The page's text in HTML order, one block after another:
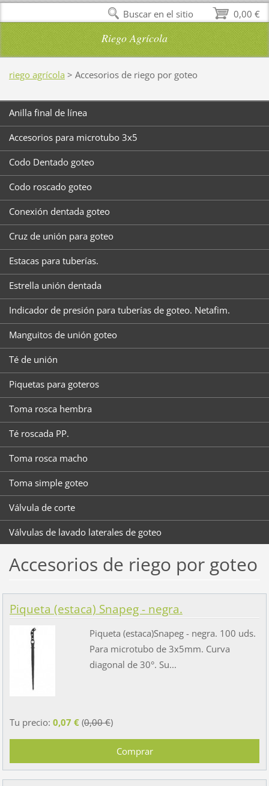
Riego Agrícola
riego agrícola > Accesorios de riego por goteo
Anilla final de línea
Accesorios para microtubo 3x5
Codo Dentado goteo
Codo roscado goteo
Conexión dentada goteo
Cruz de unión para goteo
Estacas para tuberías.
Estrella unión dentada
Indicador de presión para tuberías de goteo. Netafim.
Manguitos de unión goteo
Té de unión
Piquetas para goteros
Toma rosca hembra
Té roscada PP.
Toma rosca macho
Toma simple goteo
Válvula de corte
Válvulas de lavado laterales de goteo
Accesorios de riego por goteo
Piqueta (estaca) Snapeg - negra.
Piqueta (estaca)Snapeg - negra. 100 uds.
Para microtubo de 3x5mm. Curva
diagonal de 30°. Su...
Tu precio: 0,07 €(0,00 €)
0,00 €
Buscar en el sitio